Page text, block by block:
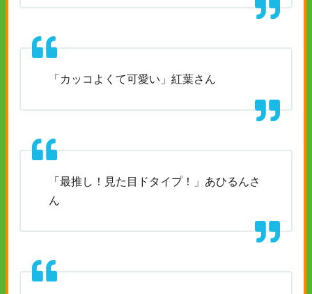
「カッコよくて可愛い」紅葉さん
「最推し！見た目ドタイプ！」あひるんさ
ん